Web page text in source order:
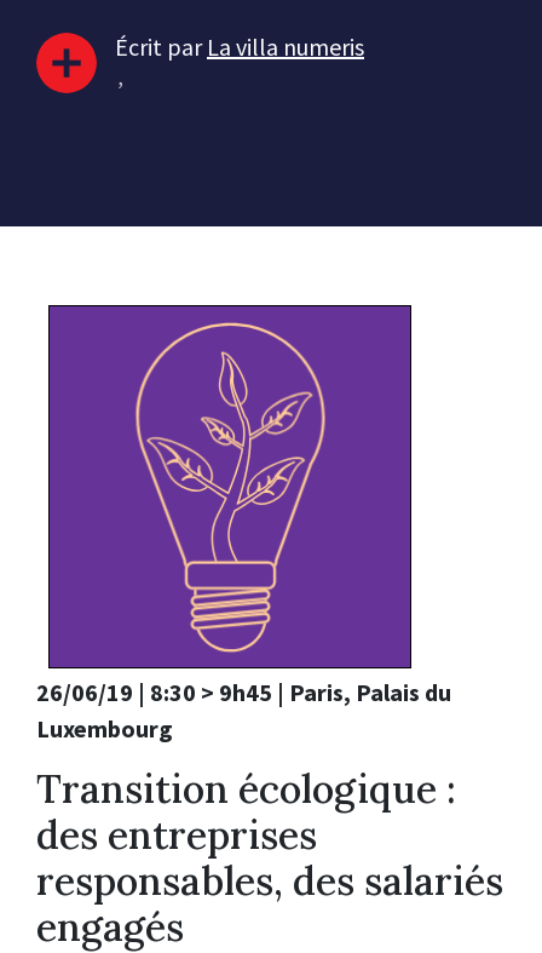
Écrit par La villa numeris
,
26/06/19 | 8:30 > 9h45 | Paris, Palais du
Luxembourg
Transition écologique :
des entreprises
responsables, des salariés
engagés